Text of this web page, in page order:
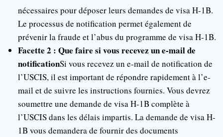
nécessaires pour déposer leurs demandes de visa H-1B.
Le processus de notification permet également de
prévenir la fraude et l’abus du programme de visa H-1B.
Facette 2 : Que faire si vous recevez un e-mail de
notificationSi vous recevez un e-mail de notification de
l’USCIS, il est important de répondre rapidement à l’e-
mail et de suivre les instructions fournies. Vous devrez
soumettre une demande de visa H-1B complète à
l’USCIS dans les délais impartis. La demande de visa H-
1B vous demandera de fournir des documents